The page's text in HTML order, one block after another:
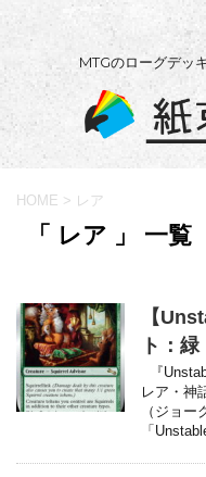
MTGのローグデッ
HOME > レア
「 レア 」 一覧
【
ト：
『
レア・神
（ジョ
「